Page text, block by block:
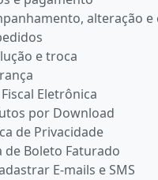
alteração e
e troca
Eletrônica
por Download
de Privacidade
de Boleto Faturado
E-mails e SMS